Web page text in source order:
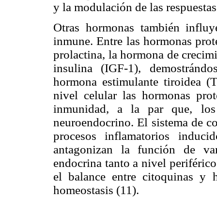
y la modulación de las
Otras hormonas también
inmune. Entre las hormonas
prolactina, la hormona de
insulina (IGF-1),
hormona estimulante tiroidea
nivel celular las hormonas
inmunidad, a la par que, los
neuroendocrino. El sistema de
procesos inflamatorios
antagonizan la función de
endocrina tanto a nivel
el balance entre citoquinas y
homeostasis (11).